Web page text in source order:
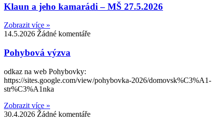
Klaun a jeho kamarádi – MŠ 27.5.2026
Zobrazit více »
14.5.2026 Žádné komentáře
Pohybová výzva
odkaz na web Pohybovky:
https://sites.google.com/view/pohybovka-2026/domovsk%C3%A1-
str%C3%A1nka
Zobrazit více »
30.4.2026 Žádné komentáře